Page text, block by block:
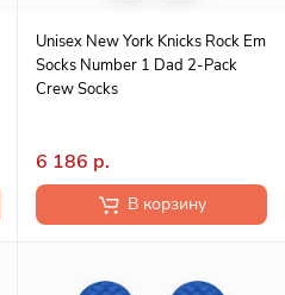
Unisex New York Knicks Rock Em
Socks Number 1 Dad 2-Pack
Crew Socks
6 186 р.
В корзину